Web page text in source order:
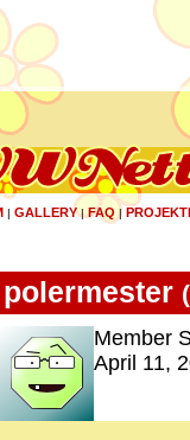
| GALLERY|FAQ |
polermester (
Member
April 11,